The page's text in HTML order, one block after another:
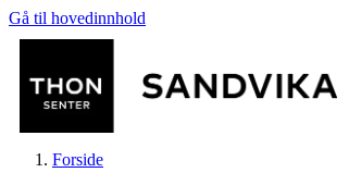
Gå til hovedinnhold
Forside